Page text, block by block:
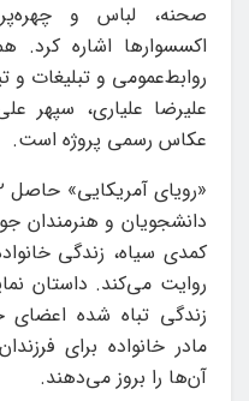
اکسسوارها اشاره کرد.
روابط‌عمومی و تبلیغات و
علیرضا علیاری، سپهر
عکاس رسمی پروژه است.
دانشجویان و هنرمندان
روایت می‌کند. داستان
زندگی تباه شده اعضای
مادر خانواده برای
آن‌ها را بروز می‌دهند.